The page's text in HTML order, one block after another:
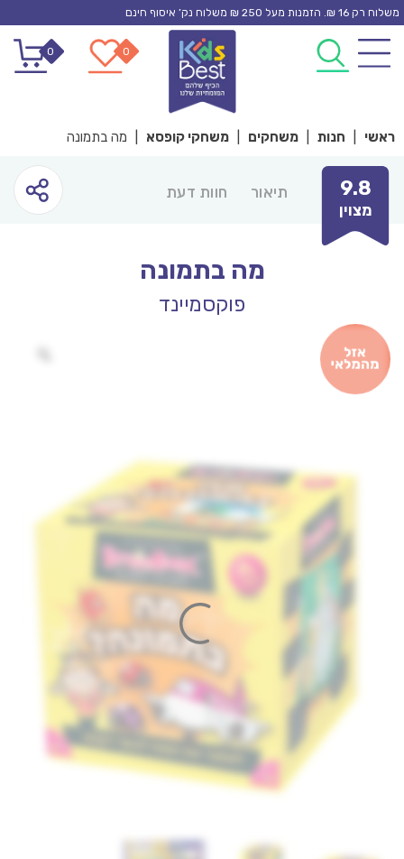
Skip
content
משלוח רק 16 ₪. הזמנות מעל 250 ₪ משלוח נק’ איסוף חינם
0
0
ראשי חנות משחקים משחקי קופסא מה בתמונה
9.8
מצוין
תיאור חוות דעת
מה בתמונה
פוקסמיינד